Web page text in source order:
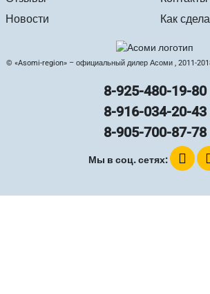
Новости
Как
© «Asomi-region» – официальный дилер Асоми , 2011-
8-925-480-19-80
8-916-034-20-43
8-905-700-87-78
Мы в соц. сетях: